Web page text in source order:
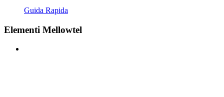
Guida Rapida
Elementi Mellowtel